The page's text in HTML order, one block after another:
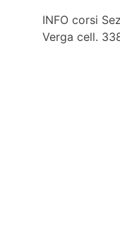
INFO corsi
Verga cell.